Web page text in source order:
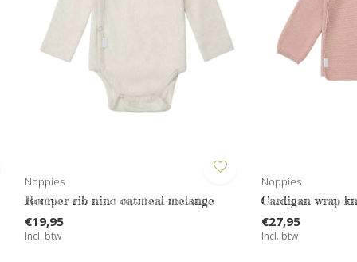
Noppies
Romper rib nino oatmeal melange
€19,95
Incl. btw
Noppies
Cardigan wrap
€27,95
Incl. btw